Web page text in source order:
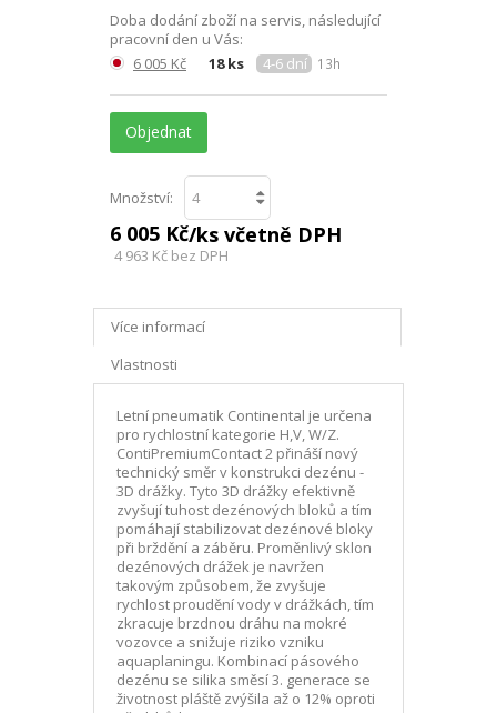
Doba dodání zboží na servis, následující
pracovní den u Vás:
6 005 Kč
18 ks 4-6 dní 13h
Objednat
Množství:
6 005 Kč/ks včetně DPH
4 963 Kč bez DPH
Více informací
Vlastnosti
Letní pneumatik Continental je určena
pro rychlostní kategorie H,V, W/Z.
ContiPremiumContact 2 přináší nový
technický směr v konstrukci dezénu -
3D drážky. Tyto 3D drážky efektivně
zvyšují tuhost dezénových bloků a tím
pomáhají stabilizovat dezénové bloky
při brždění a záběru. Proměnlivý sklon
dezénových drážek je navržen
takovým způsobem, že zvyšuje
rychlost proudění vody v drážkách, tím
zkracuje brzdnou dráhu na mokré
vozovce a snižuje riziko vzniku
aquaplaningu. Kombinací pásového
dezénu se silika směsí 3. generace se
životnost pláště zvýšila až o 12% oproti